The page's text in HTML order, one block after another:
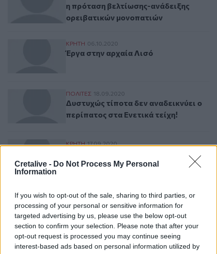
Cretalive - Do Not Process My Personal
Information
If you wish to opt-out of the sale, sharing to third parties, or
processing of your personal or sensitive information for
targeted advertising by us, please use the below opt-out
section to confirm your selection. Please note that after your
opt-out request is processed you may continue seeing
interest-based ads based on personal information utilized by
η πρόταση βελτίωσης-ανάδειξης
ορειβατικών μονοπατιών
Έργα στην αρχαία Λισό
ΚΡΗΤΗ 06.10.2020
Έργα στην αρχαία Λισό
Δυστυχώς τίποτα δεν αναδεικνύει ο
ΠΟΛΙΤΕΣ 18.09.2020
Δυστυχώς τίποτα δεν αναδεικνύει ο
περίπατος στα Ενετικά τείχη!
Δήμος Γόρτυνας: Σύσκεψη για την
ΚΡΗΤΗ 17.09.2020
ανάδειξη των αρχαιολογικών χώρων
Ροή ειδήσεων Δημοφιλή
13:22
Δήμος Φαιστού: Εκδήλωση Μνήμης Πεσόντων